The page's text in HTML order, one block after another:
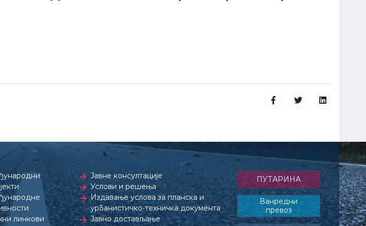
линкови
Јавне консултације
Услови и решења
Издавање услова за планска и
урбанистичко-техничка документа
Јавно достављање
ПУТАРИНА
Ванредни
превоз